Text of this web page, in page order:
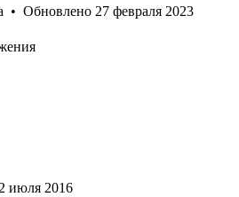
• Обновлено 27 февраля 2023
июля 2016